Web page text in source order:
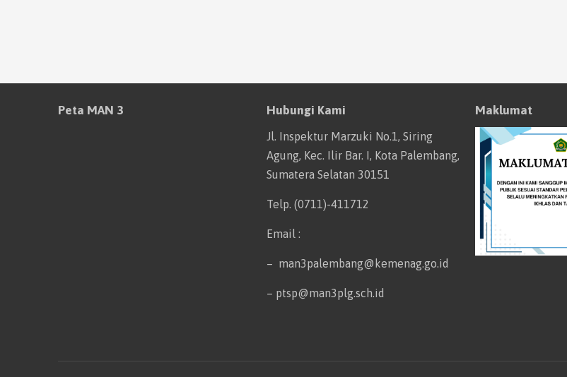
Peta MAN 3 Hubungi Kami
Jl. Inspektur Marzuki No.1, Siring
Agung, Kec. Ilir Bar. I, Kota Palembang,
Sumatera Selatan 30151
Telp. (0711)-411712
Email :
– man3palembang@kemenag.go.id
– ptsp@man3plg.sch.id
Maklumat